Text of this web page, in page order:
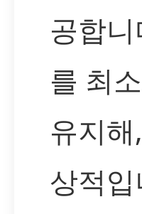
공합
를 최
유지
상적